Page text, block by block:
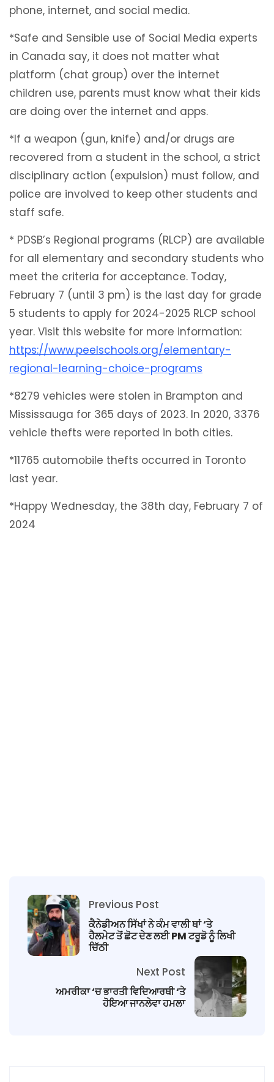
phone, internet, and social media.
*Safe and Sensible use of Social Media experts
in Canada say, it does not matter what
platform (chat group) over the internet
children use, parents must know what their kids
are doing over the internet and apps.
*If a weapon (gun, knife) and/or drugs are
recovered from a student in the school, a strict
disciplinary action (expulsion) must follow, and
police are involved to keep other students and
staff safe.
* PDSB’s Regional programs (RLCP) are available
for all elementary and secondary students who
meet the criteria for acceptance. Today,
February 7 (until 3 pm) is the last day for grade
5 students to apply for 2024-2025 RLCP school
year. Visit this website for more information:
https://www.peelschools.org/elementary-
regional-learning-choice-programs
*8279 vehicles were stolen in Brampton and
Mississauga for 365 days of 2023. In 2020, 3376
vehicle thefts were reported in both cities.
*11765 automobile thefts occurred in Toronto
last year.
*Happy Wednesday, the 38th day, February 7 of
2024
Previous Post
ਕੈਨੇਡੀਅਨ ਸਿੱਖਾਂ ਨੇ ਕੰਮ ਵਾਲੀ ਥਾਂ ‘ਤੇ
ਹੈਲਮੇਟ ਤੋਂ ਛੋਟ ਦੇਣ ਲਈ PM ਟਰੂਡੋ ਨੂੰ ਲਿਖੀ
ਚਿੱਠੀ
Next Post
ਅਮਰੀਕਾ ‘ਚ ਭਾਰਤੀ ਵਿਦਿਆਰਥੀ ‘ਤੇ
ਹੋਇਆ ਜਾਨਲੇਵਾ ਹਮਲਾ